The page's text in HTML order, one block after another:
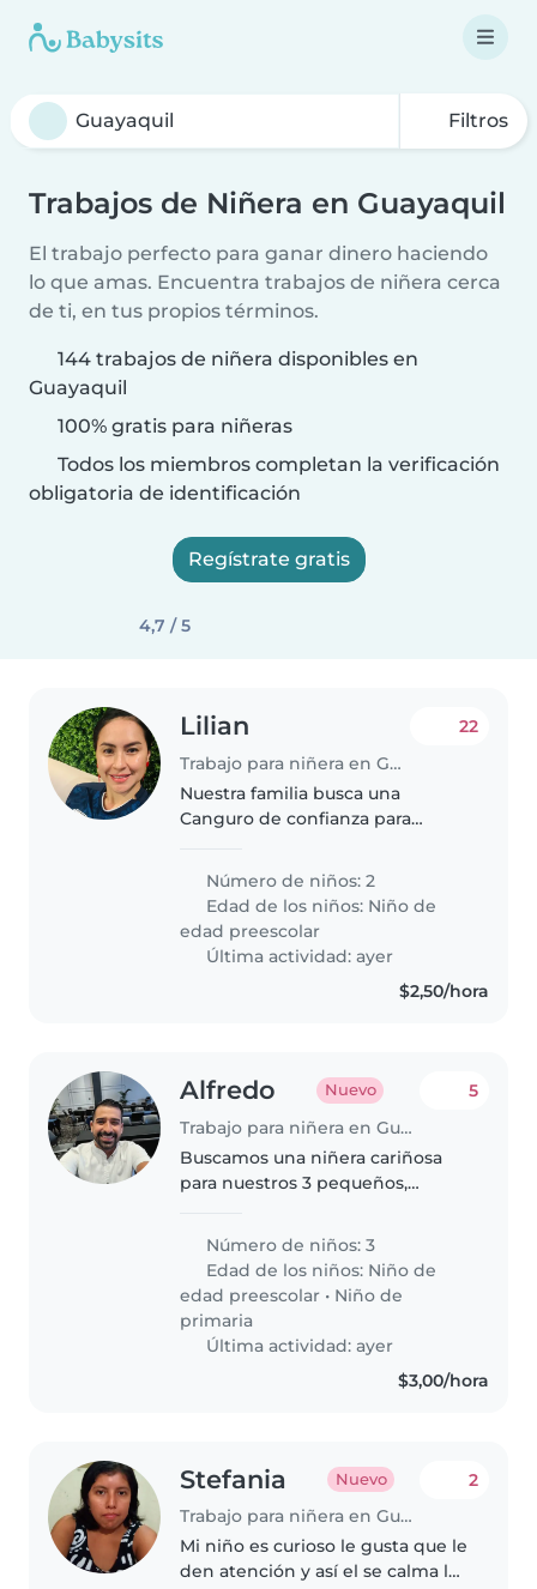
Filtros
Trabajos de Niñera en Guayaquil
El trabajo perfecto para ganar dinero haciendo
lo que amas. Encuentra trabajos de niñera cerca
de ti, en tus propios términos.
144 trabajos de niñera disponibles en
Guayaquil
100% gratis para niñeras
Todos los miembros completan la verificación
obligatoria de identificación
Regístrate gratis
4,7 / 5
Lilian
Trabajo para niñera en Guayaquil
22
Nuestra familia busca una
Canguro de confianza para
preescolar. Que compartan su
energía y creatividad y les ayude
con tareas sencillas. Ideal si
también..
Número de niños: 2
Edad de los niños: Niño de
edad preescolar
Última actividad: ayer
$2,50/hora
Alfredo Nuevo
Trabajo para niñera en Guayaquil
5
Buscamos una niñera cariñosa
para nuestros 3 pequeños,
escolares y realizar labores del
hogar. Contactenos para
conversar
Número de niños: 3
Edad de los niños: Niño de
edad preescolar • Niño de
primaria
Última actividad: ayer
$3,00/hora
Stefania Nuevo
Trabajo para niñera en Guayaquil
2
Mi niño es curioso le gusta que le
den atención y así el se calma le